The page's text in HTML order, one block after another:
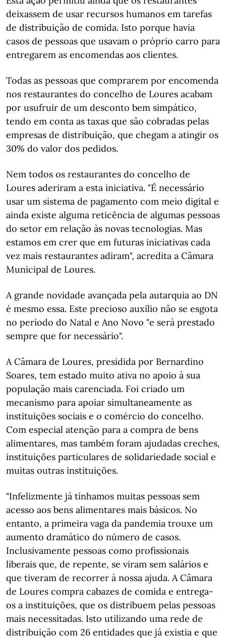
deixassem de usar recursos humanos em tarefas
de distribuição de comida. Isto porque havia
casos de pessoas que usavam o próprio carro para
entregarem as encomendas aos clientes.
Todas as pessoas que comprarem por encomenda
nos restaurantes do concelho de Loures acabam
por usufruir de um desconto bem simpático,
tendo em conta as taxas que são cobradas pelas
empresas de distribuição, que chegam a atingir os
30% do valor dos pedidos.
Nem todos os restaurantes do concelho de
Loures aderiram a esta iniciativa. "É necessário
usar um sistema de pagamento com meio digital e
ainda existe alguma reticência de algumas pessoas
do setor em relação às novas tecnologias. Mas
estamos em crer que em futuras iniciativas cada
vez mais restaurantes adiram", acredita a Câmara
Municipal de Loures.
A grande novidade avançada pela autarquia ao DN
é mesmo essa. Este precioso auxílio não se esgota
no período do Natal e Ano Novo "e será prestado
sempre que for necessário".
A Câmara de Loures, presidida por Bernardino
Soares, tem estado muito ativa no apoio à sua
população mais carenciada. Foi criado um
mecanismo para apoiar simultaneamente as
instituições sociais e o comércio do concelho.
Com especial atenção para a compra de bens
alimentares, mas também foram ajudadas creches,
instituições particulares de solidariedade social e
muitas outras instituições.
"Infelizmente já tínhamos muitas pessoas sem
acesso aos bens alimentares mais básicos. No
entanto, a primeira vaga da pandemia trouxe um
aumento dramático do número de casos.
Inclusivamente pessoas como profissionais
liberais que, de repente, se viram sem salários e
que tiveram de recorrer à nossa ajuda. A Câmara
de Loures compra cabazes de comida e entrega-
os a instituições, que os distribuem pelas pessoas
mais necessitadas. Isto utilizando uma rede de
distribuição com 26 entidades que já existia e que